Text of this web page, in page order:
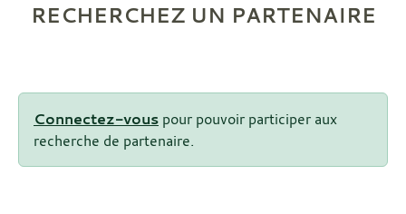
RECHERCHEZ UN PARTENAIRE
Connectez-vous pour pouvoir participer aux
recherche de partenaire.